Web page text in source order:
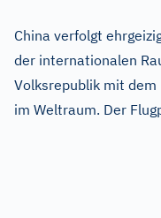
China verfolgt
der internationalen
Volksrepublik mit dem
im Weltraum. Der